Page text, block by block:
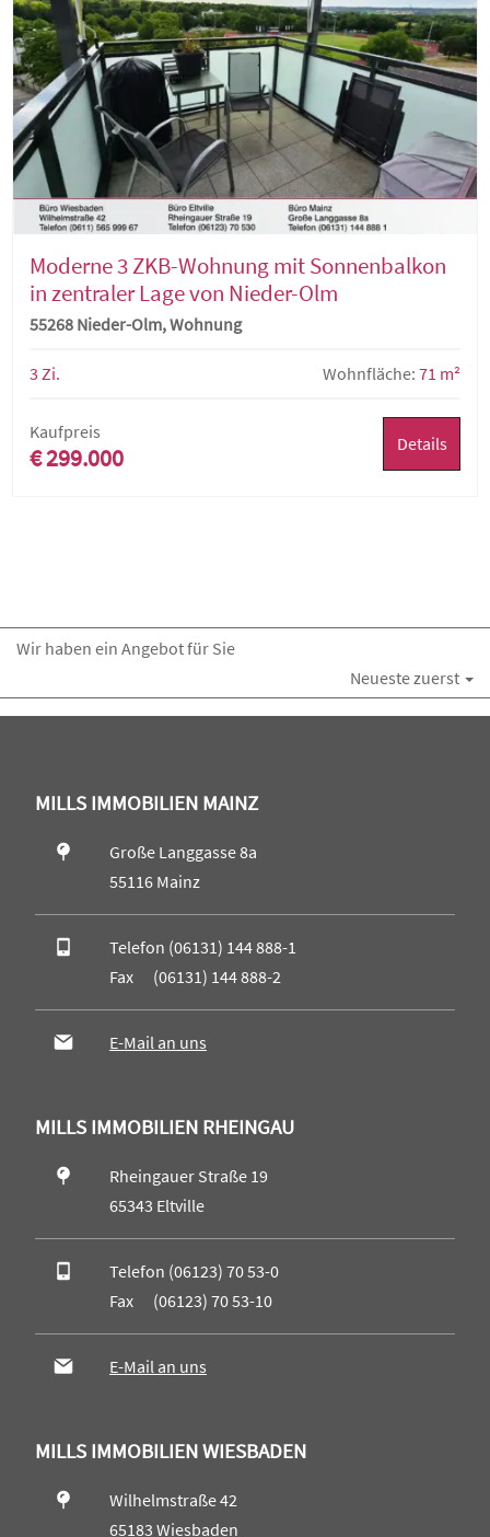
Moderne 3 ZKB-Wohnung mit Sonnenbalkon
in zentraler Lage von Nieder-Olm
55268 Nieder-Olm, Wohnung
3 Zi. Wohnfläche: 71 m²
Kaufpreis
€ 299.000 Details
Wir haben ein Angebot für Sie
Neueste zuerst
MILLS IMMOBILIEN MAINZ
Große Langgasse 8a
55116 Mainz
Telefon (06131) 144 888-1
Fax (06131) 144 888-2
E-Mail an uns
MILLS IMMOBILIEN RHEINGAU
Rheingauer Straße 19
65343 Eltville
Telefon (06123) 70 53-0
Fax (06123) 70 53-10
E-Mail an uns
MILLS IMMOBILIEN WIESBADEN
Wilhelmstraße 42
65183 Wiesbaden